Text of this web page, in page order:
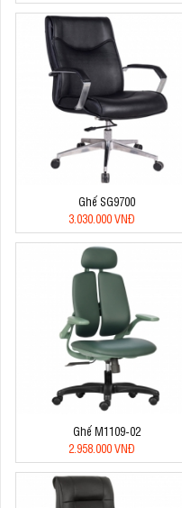
Ghế SG9700
3.030.000 VNĐ
Ghế M1109-02
2.958.000 VNĐ